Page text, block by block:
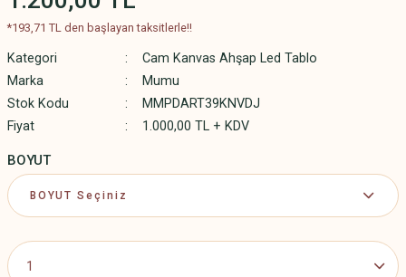
*193,71 TL den başlayan taksitlerle!!
Kategori
Cam Kanvas Ahşap Led Tablo
Marka
Mumu
Stok Kodu
MMPDART39KNVDJ
Fiyat
1.000,00 TL + KDV
BOYUT